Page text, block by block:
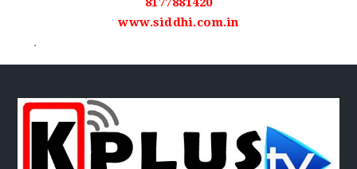
www.siddhi.com.in
.